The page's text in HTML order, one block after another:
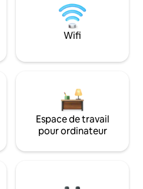
Wifi
Espace de travail
pour ordinateur